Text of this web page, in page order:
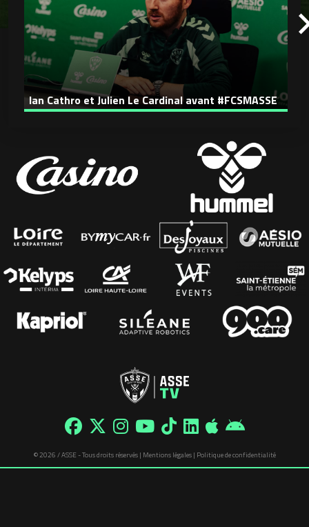
Ian Cathro et Julien Le Cardinal avant #FCSMASSE
© 2026 / ASSE - Tous droits réservés | Mentions légales| Politique de confidentialité